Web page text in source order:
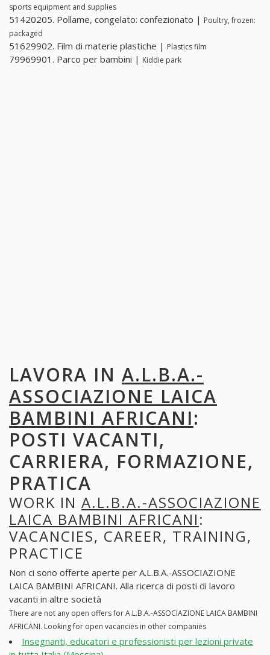
sports equipment and supplies
51420205. Pollame, congelato: confezionato | Poultry, frozen:
packaged
51629902. Film di materie plastiche | Plastics film
79969901. Parco per bambini | Kiddie park
LAVORA IN A.L.B.A.-
ASSOCIAZIONE LAICA
BAMBINI AFRICANI:
POSTI VACANTI,
CARRIERA, FORMAZIONE,
PRATICA
WORK IN A.L.B.A.-ASSOCIAZIONE
LAICA BAMBINI AFRICANI:
VACANCIES, CAREER, TRAINING,
PRACTICE
Non ci sono offerte aperte per A.L.B.A.-ASSOCIAZIONE
LAICA BAMBINI AFRICANI. Alla ricerca di posti di lavoro
vacanti in altre società
There are not any open offers for A.L.B.A.-ASSOCIAZIONE LAICA BAMBINI
AFRICANI. Looking for open vacancies in other companies
Insegnanti, educatori e professionisti per lezioni private